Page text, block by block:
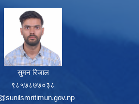
सुमन रिजाल
९८५७८७७०३८